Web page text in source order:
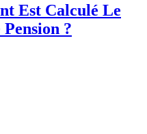
Est Calculé Le
?